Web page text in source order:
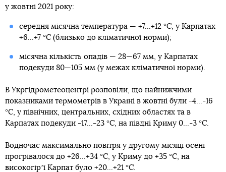
у жовтні 2021 року:
середня місячна температура — +7...+12 °С, у Карпатах
+6...+7 °С (близько до кліматичної норми);
місячна кількість опадів — 28—67 мм, у Карпатах
подекуди 80—105 мм (у межах кліматичної норми).
В Укргідрометеоцентрі розповіли, що найнижчими
показниками термометрів в Україні в жовтні були -4...-16
°С, у північних, центральних, східних областях та в
Карпатах подекуди -17...-23 °С, на півдні Криму 0...-3 °С.
Водночас максимально повітря у другому місяці осені
прогрівалося до +26...+34 °С, у Криму до +35 °С, на
високогірʼї Карпат було +20...+21 °С.